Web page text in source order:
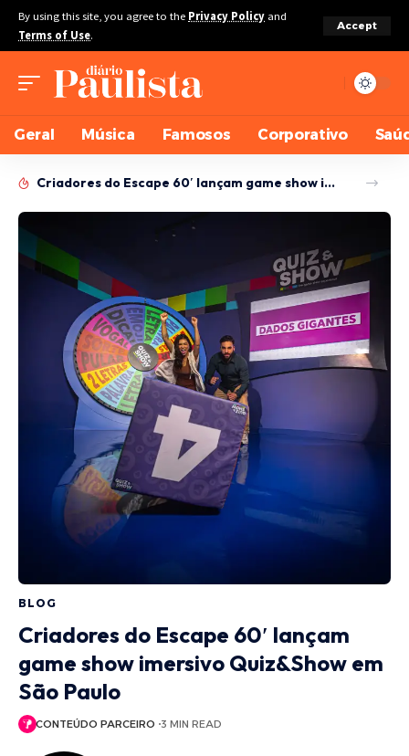
By using this site, you agree to the Privacy Policy and
Terms of Use.
Accept
Geral Música Famosos Corporativo
Criadores do Escape 60′ lançam game show imersivo Quiz&Show em São Paulo
BLOG
Criadores do Escape 60′ lançam
game show imersivo Quiz&Show em
São Paulo
CONTEÚDO PARCEIRO 3 MIN READ